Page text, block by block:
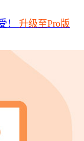
！ 升级至Pro版